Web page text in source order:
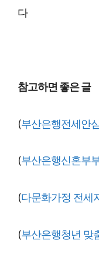
다
참고하면 좋은 글
(부산은행전세안
(부산은행신혼부
(다문화가정 전세
(부산은행청년 맞